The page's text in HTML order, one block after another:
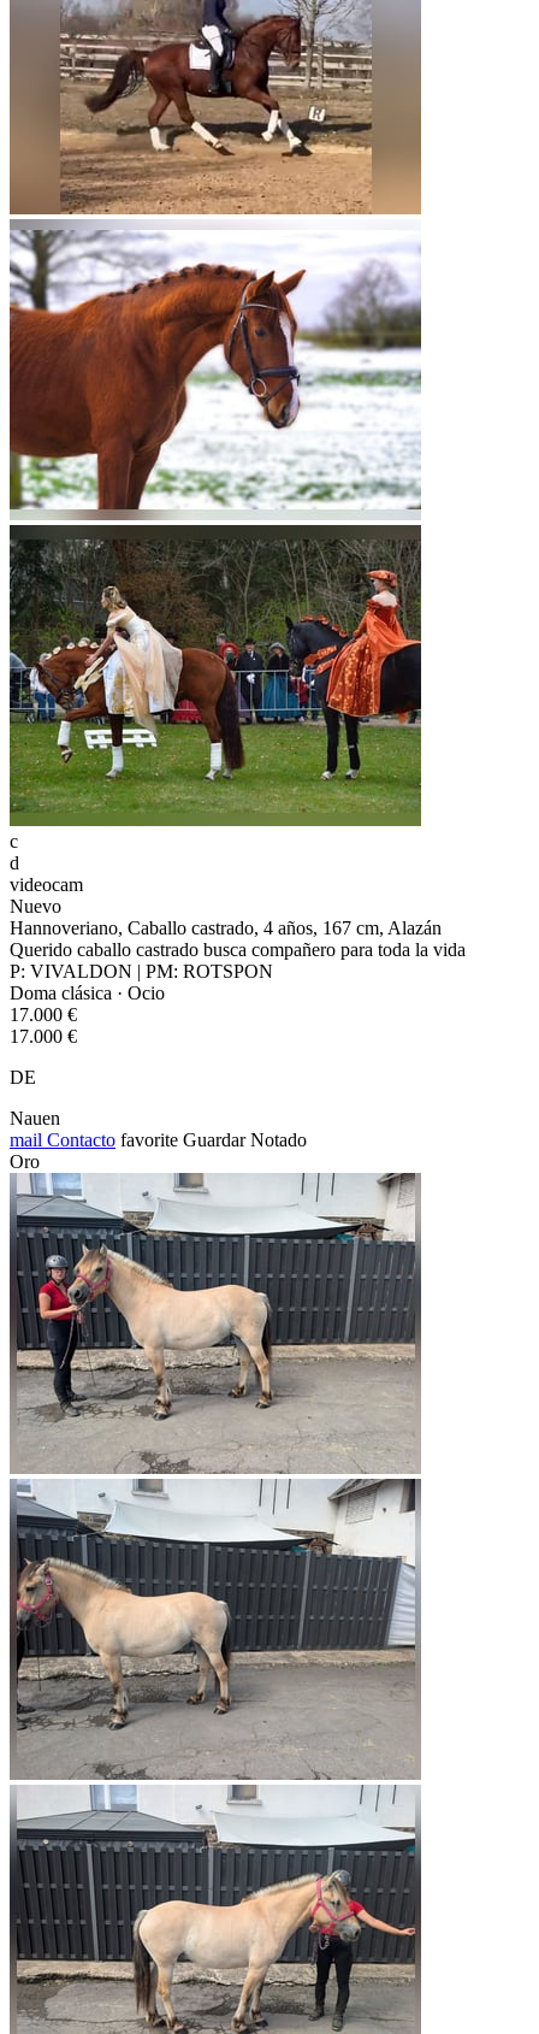
c
d
videocam
Nuevo
Hannoveriano, Caballo castrado, 4 años, 167 cm, Alazán
Querido caballo castrado busca compañero para toda la vida
P: VIVALDON | PM: ROTSPON
Doma clásica · Ocio
17.000 €
17.000 €
DE
Nauen
mail Contacto favorite Guardar Notado
Oro